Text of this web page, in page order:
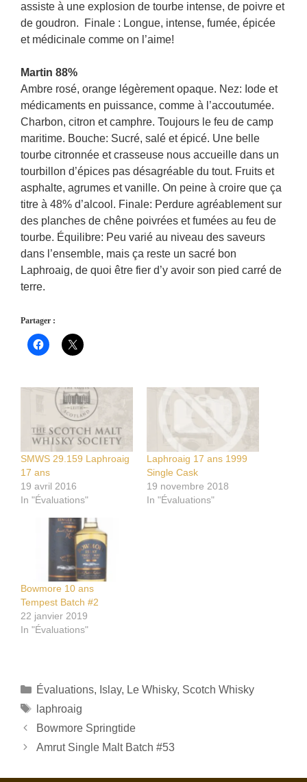
assiste à une explosion de tourbe intense, de poivre et
de goudron. Finale : Longue, intense, fumée, épicée
et médicinale comme on l’aime!
Martin 88%
Ambre rosé, orange légèrement opaque. Nez: Iode et
médicaments en puissance, comme à l’accoutumée.
Charbon, citron et camphre. Toujours le feu de camp
maritime. Bouche: Sucré, salé et épicé. Une belle
tourbe citronnée et crasseuse nous accueille dans un
tourbillon d’épices pas désagréable du tout. Fruits et
asphalte, agrumes et vanille. On peine à croire que ça
titre à 48% d’alcool. Finale: Perdure agréablement sur
des planches de chêne poivrées et fumées au feu de
tourbe. Équilibre: Peu varié au niveau des saveurs
dans l’ensemble, mais ça reste un sacré bon
Laphroaig, de quoi être fier d’y avoir son pied carré de
terre.
Partager :
SMWS 29.159 Laphroaig
17 ans
19 avril 2016
In "Évaluations"
Laphroaig 17 ans 1999
Single Cask
19 novembre 2018
In "Évaluations"
Bowmore 10 ans
Tempest Batch #2
22 janvier 2019
In "Évaluations"
Catégories
Évaluations, Islay, Le Whisky, Scotch Whisky
Étiquettes
laphroaig
Bowmore Springtide
Amrut Single Malt Batch #53